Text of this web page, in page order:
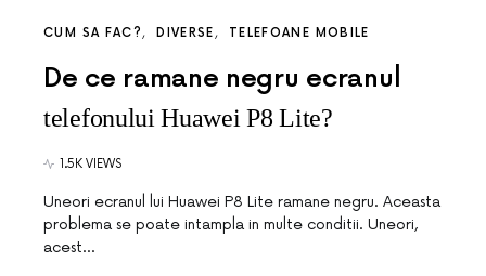
CUM SA FAC? DIVERSE TELEFOANE MOBILE
De ce ramane negru ecranul
telefonului Huawei P8 Lite?
1.5K VIEWS
Uneori ecranul lui Huawei P8 Lite ramane negru. Aceasta
problema se poate intampla in multe conditii. Uneori,
acest…